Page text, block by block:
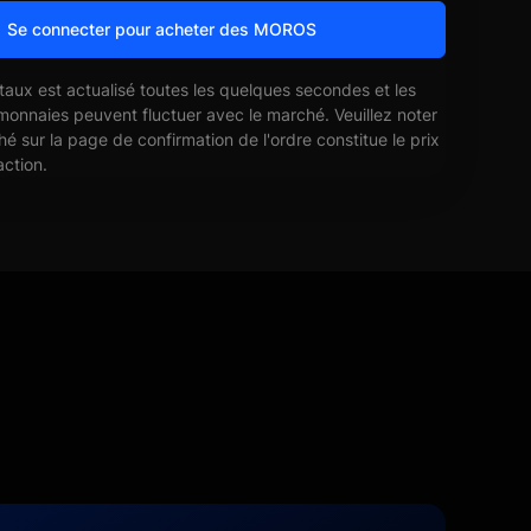
Se connecter pour acheter des MOROS
est actualisé toutes les quelques secondes et les
peuvent fluctuer avec le marché. Veuillez noter
sur la page de confirmation de l'ordre constitue le prix